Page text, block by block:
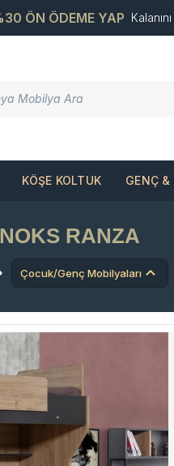
ÖN ÖDEME YAP
KÖŞE KOLTUK GENÇ &
NOKS RANZA
Çocuk/Genç Mobilyaları